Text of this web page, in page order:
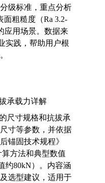
级标准，重点分析
面粗糙度（Ra 3.2-
应用场景。数据来
实践，帮助用户根
承载力详解
尺寸规格和抗拔承
寸等参数，并依据
锚固技术规程》
算方法和典型数值
约80kN）。内容涵
选型建议，适用于